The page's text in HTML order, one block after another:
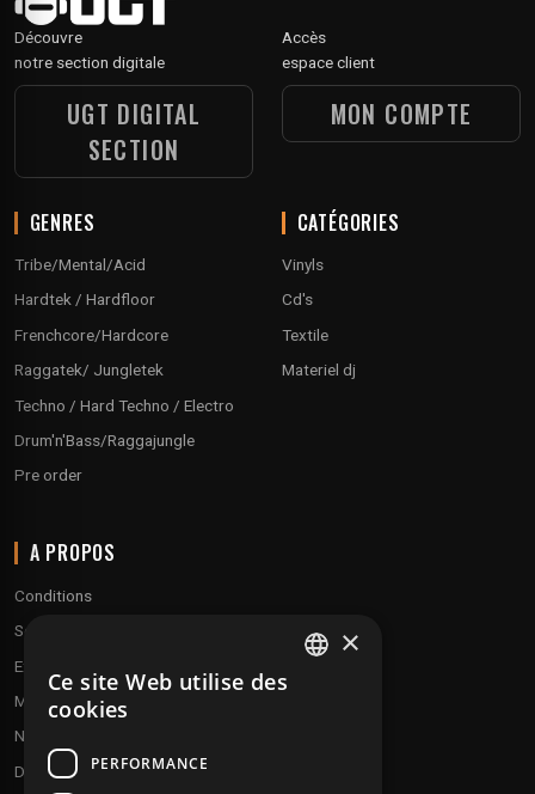
Découvre
notre section digitale
UGT DIGITAL
SECTION
Accès
espace client
MON COMPTE
GENRES
Tribe/Mental/Acid
Hardtek / Hardfloor
Frenchcore/Hardcore
Raggatek/ Jungletek
Techno / Hard Techno / Electro
Drum'n'Bass/Raggajungle
Pre order
CATÉGORIES
Vinyls
Cd's
Textile
Materiel dj
A PROPOS
Conditions
Service client
Expédition & retours
Modes de paiement
Notre programme de fidélité
Disques cadeaux
×
Ce site Web utilise des
cookies
PERFORMANCE